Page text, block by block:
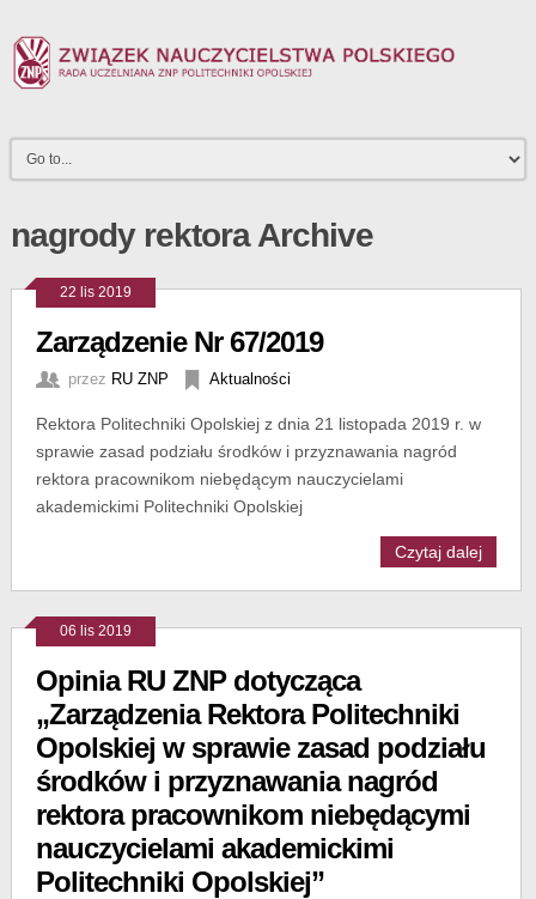
nagrody rektora Archive
22 lis 2019
Zarządzenie Nr 67/2019
przez RU ZNP Aktualności
Rektora Politechniki Opolskiej z dnia 21 listopada 2019 r. w
sprawie zasad podziału środków i przyznawania nagród
rektora pracownikom niebędącym nauczycielami
akademickimi Politechniki Opolskiej
Czytaj dalej
06 lis 2019
Opinia RU ZNP dotycząca
„Zarządzenia Rektora Politechniki
Opolskiej w sprawie zasad podziału
środków i przyznawania nagród
rektora pracownikom niebędącymi
nauczycielami akademickimi
Politechniki Opolskiej”